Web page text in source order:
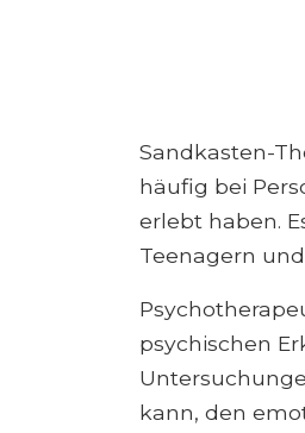
Sandkasten-
häufig bei
erlebt haben.
Teenagern
psychischen
kann, den